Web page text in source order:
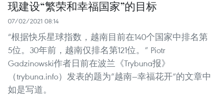
现建设“繁荣和幸福国家”的目标
07/02/2021 08:14
“根据快乐星球指数，越南目前在140个国家中排名第
5位。30年前，越南仅排名第121位。” Piotr
Gadzinowski作者日前在波兰《Trybuna报》
（trybuna.info）发表的题为“越南—幸福花开”的文章中
如是写道。